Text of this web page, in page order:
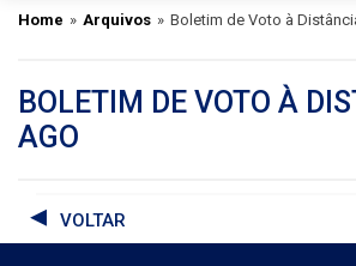
Home » Arquivos » Boletim de Voto à
BOLETIM DE VOTO À
AGO
VOLTAR